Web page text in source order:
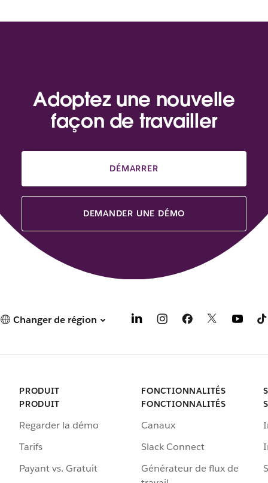
Adoptez une nouvelle
façon de travailler
DÉMARRER
DEMANDER UNE DÉMO
Changer de région
PRODUIT
PRODUIT
Regarder la démo
Tarifs
Payant vs. Gratuit
FONCTIONNALITÉS
FONCTIONNALITÉS
Canaux
Slack Connect
Générateur de flux de